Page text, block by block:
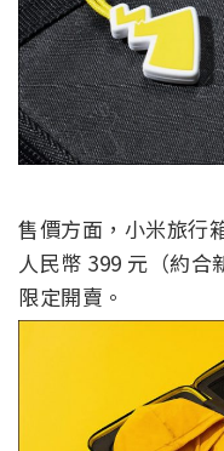
售價方面，小米旅行
人民幣 399 元（約合
限定開賣。